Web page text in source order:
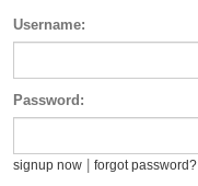
Username:
Password:
signup now forgot password?